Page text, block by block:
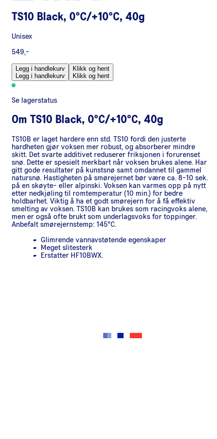
TS10 Black, 0°C/+10°C, 40g
Unisex
549,-
Legg i handlekurv
Legg i handlekurv
Klikk og hent
Klikk og hent
Se lagerstatus
Om TS10 Black, 0°C/+10°C, 40g
TS10B er laget hardere enn std. TS10 fordi den justerte
hardheten gjør voksen mer robust, og absorberer mindre
skitt. Det svarte additivet reduserer friksjonen i forurenset
snø. Dette er spesielt merkbart når voksen brukes alene. Har
gitt gode resultater på kunstsnø samt omdannet til gammel
natursnø. Hastigheten på smørejernet bør være ca. 8-10 sek.
på en skøyte- eller alpinski. Voksen kan varmes opp på nytt
etter nedkjøling til romtemperatur (10 min.) for bedre
holdbarhet. Viktig å ha et godt smørejern for å få effektiv
smelting av voksen. TS10B kan brukes som racingvoks alene,
men er også ofte brukt som underlagsvoks for toppinger.
Anbefalt smørejernstemp: 145°C.
Glimrende vannavstøtende egenskaper
Meget slitesterk
Erstatter HF10BWX.